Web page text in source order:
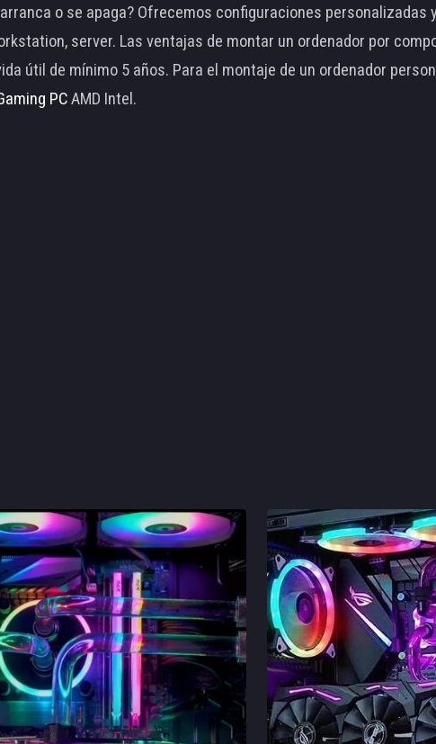
o se apaga? Ofrecemos configuraciones personalizadas
server. Las ventajas de montar un ordenador por
útil de mínimo 5 años. Para el montaje de un ordenador
PCAMD Intel.